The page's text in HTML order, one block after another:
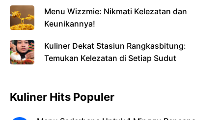
Menu Wizzmie: Nikmati Kelezatan dan
Keunikannya!
Kuliner Dekat Stasiun Rangkasbitung:
Temukan Kelezatan di Setiap Sudut
Kuliner Hits Populer